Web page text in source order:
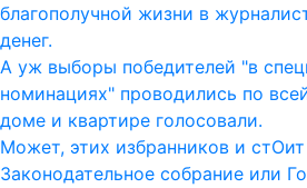
благополучной жизни в
денег.
А уж выборы победителей "в
номинациях" проводились по
доме и квартире голосовали.
Может, этих избранников и
Законодательное собрание или